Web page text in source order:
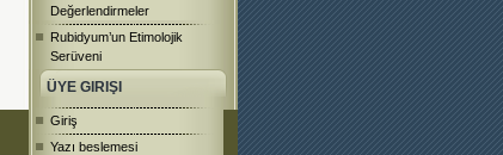
Değerlendirmeler
Rubidyum’un Etimolojik
Serüveni
ÜYE GIRIŞI
Giriş
Yazı beslemesi